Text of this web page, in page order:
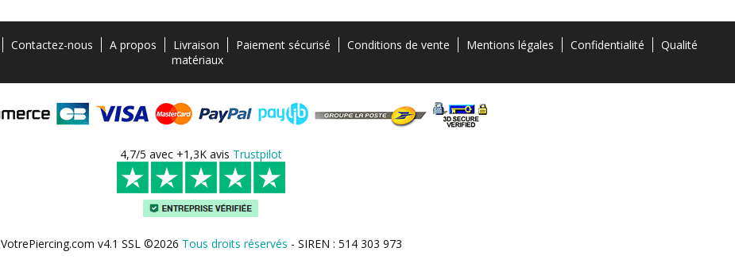
Contactez-nous A propos Livraison Paiement sécurisé Conditions de vente Mentions légales Confidentialité
Qualité
matériaux
4,7/5 avec +1,3K avis Trustpilot
VotrePiercing.com v4.1 SSL ©2026 Tous droits réservés - SIREN : 514 303 973